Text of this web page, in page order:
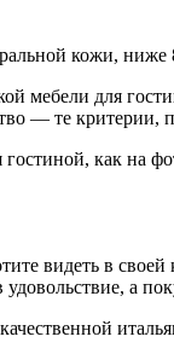
кожи,
мебели для
— те
как на
видеть в
удовольствие, а